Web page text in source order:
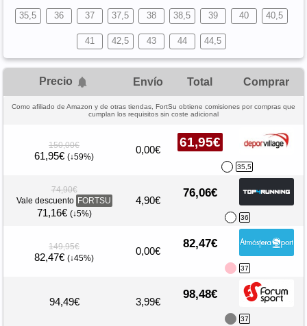
35,5 36 37 37,5 38 38,5 39 40 40,5
41 42,5 43 44 44,5
Precio Envío Total Comprar
Como afiliado de Amazon y de otras tiendas, FortSu obtiene comisiones por compras que
cumplan los requisitos sin coste adicional
150,00€
61,95€ (↓59%)
0,00€
61,95€
35,5
74,90€
Vale descuento FORTSU
71,16€ (↓5%)
4,90€
76,06€
36
149,95€
82,47€ (↓45%)
0,00€
82,47€
37
94,49€ 3,99€
98,48€
37